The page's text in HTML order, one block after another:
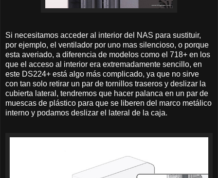
Si necesitamos acceder al interior del NAS para sustituir,
por ejemplo, el ventilador por uno mas silencioso, o porque
esta averiado, a diferencia de modelos como el 718+ en los
que el acceso al interior era extremadamente sencillo, en
este DS224+ está algo más complicado, ya que no sirve
con tan solo retirar un par de tornillos traseros y deslizar la
cubierta lateral, tendremos que hacer palanca en un par de
muescas de plástico para que se liberen del marco metálico
interno y podamos deslizar el lateral de la caja.